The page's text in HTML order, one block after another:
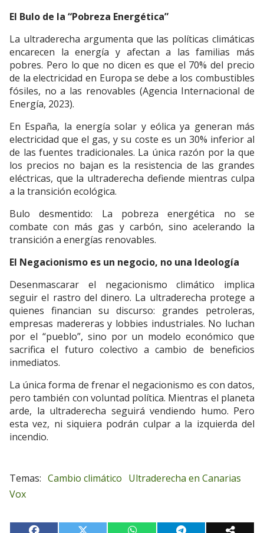
El Bulo de la “Pobreza Energética”
La ultraderecha argumenta que las políticas climáticas
encarecen la energía y afectan a las familias más
pobres. Pero lo que no dicen es que el 70% del precio
de la electricidad en Europa se debe a los combustibles
fósiles, no a las renovables (Agencia Internacional de
Energía, 2023).
En España, la energía solar y eólica ya generan más
electricidad que el gas, y su coste es un 30% inferior al
de las fuentes tradicionales. La única razón por la que
los precios no bajan es la resistencia de las grandes
eléctricas, que la ultraderecha defiende mientras culpa
a la transición ecológica.
Bulo desmentido: La pobreza energética no se
combate con más gas y carbón, sino acelerando la
transición a energías renovables.
El Negacionismo es un negocio, no una Ideología
Desenmascarar el negacionismo climático implica
seguir el rastro del dinero. La ultraderecha protege a
quienes financian su discurso: grandes petroleras,
empresas madereras y lobbies industriales. No luchan
por el “pueblo”, sino por un modelo económico que
sacrifica el futuro colectivo a cambio de beneficios
inmediatos.
La única forma de frenar el negacionismo es con datos,
pero también con voluntad política. Mientras el planeta
arde, la ultraderecha seguirá vendiendo humo. Pero
esta vez, ni siquiera podrán culpar a la izquierda del
incendio.
Cambio climático Ultraderecha en Canarias
Vox